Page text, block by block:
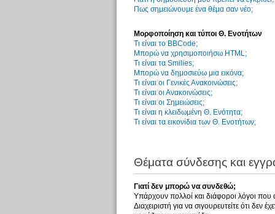
Πως σημειώνουμε ένα θέμα σαν νέο;
Μορφοποίηση και τύποι Θ. Ενοτήτων
Τι είναι το BBCode;
Μπορώ να χρησιμοποιήσω HTML;
Τι είναι τα Smilies;
Μπορώ να δημοσιεύω μια εικόνα;
Τι είναι οι Γενικές Ανακοινώσεις;
Τι είναι οι Ανακοινώσεις;
Τι είναι οι Σημειώσεις;
Τι είναι η κλειδωμένη Θ. Ενότητα;
Τι είναι τα εικονίδια των Θ. Ενοτήτων;
Θέματα σύνδεσης και
Γιατί δεν μπορώ να συνδεθώ;
Υπάρχουν πολλοί και διάφοροι λόγοι που
Διαχειριστή για να σιγουρευτείτε ότι δεν